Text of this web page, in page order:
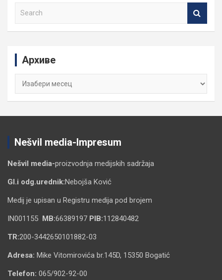
Архиве
Архиве
Nešvil media-Impresum
Nešvil media-proizvodnja medijskih sadržaja
Gl.i odg.urednik:Nebojša Ković
Medij je upisan u Registru medija pod brojem
IN001155 MB:66389197 PIB:112840482
TR:200-3442650101882-03
Adresa: Mike Vitomirovića br.145D, 15350 Bogatić
Telefon: 065/902-92-00